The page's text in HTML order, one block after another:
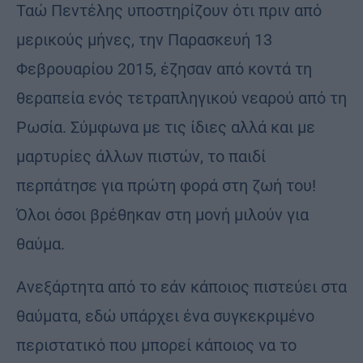
Ταώ Πεντέλης υποστηρίζουν ότι πριν από
μερικούς μήνες, την Παρασκευή 13
Φεβρουαρίου 2015, έζησαν από κοντά τη
θεραπεία ενός τετραπληγικού νεαρού από τη
Ρωσία. Σύμφωνα με τις ίδιες αλλά και με
μαρτυρίες άλλων πιστών, το παιδί
περπάτησε για πρώτη φορά στη ζωή του!
Όλοι όσοι βρέθηκαν στη μονή μιλούν για
θαύμα.
Ανεξάρτητα από το εάν κάποιος πιστεύει στα
θαύματα, εδώ υπάρχει ένα συγκεκριμένο
περιστατικό που μπορεί κάποιος να το